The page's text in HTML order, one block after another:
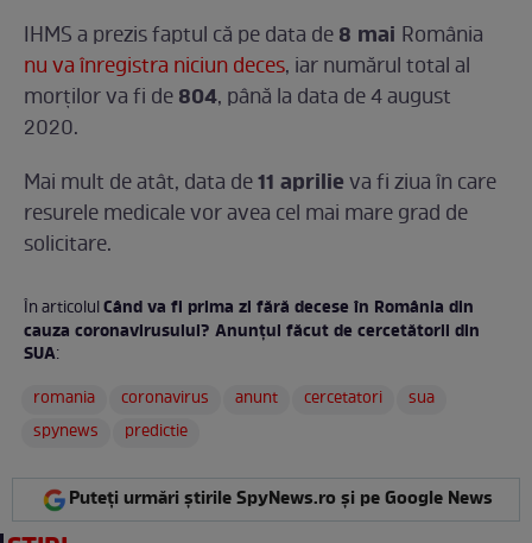
IHMS a prezis faptul că pe data de8 mai România
nu va înregistra niciun deces, iar numărul total al
morților va fi de804, până la data de 4 august
2020.
Mai mult de atât, data de11 aprilieva fi ziua în care
resurele medicale vor avea cel mai mare grad de
solicitare.
În articolulCând va fi prima zi fără decese în România din
cauza coronavirusului? Anunțul făcut de cercetătorii din
SUA:
romania
coronavirus anunt cercetatori
sua
spynews
predictie
Puteți urmări știrile SpyNews.ro și pe Google News